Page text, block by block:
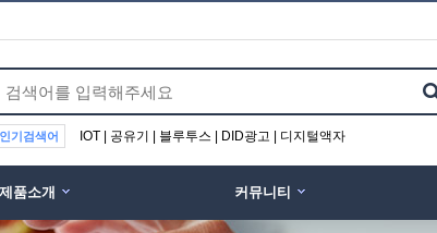
인기검색어 IOT | 공유기 | 블루투스 | DID광고 | 디지털액자
제품소개
커뮤니티